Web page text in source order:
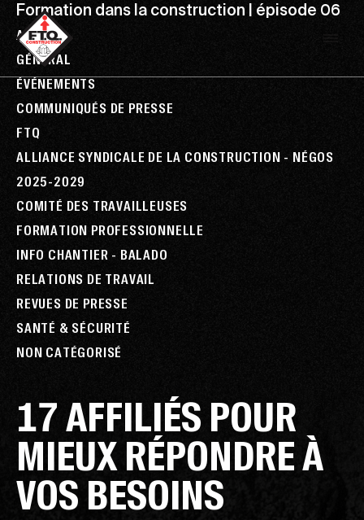
Formation dans la construction | épisode 06
ALL
GÉNÉRAL
ÉVÉNEMENTS
COMMUNIQUÉS DE PRESSE
FTQ
ALLIANCE SYNDICALE DE LA CONSTRUCTION - NÉGOS
2025-2029
COMITÉ DES TRAVAILLEUSES
FORMATION PROFESSIONNELLE
INFO CHANTIER - BALADO
RELATIONS DE TRAVAIL
REVUES DE PRESSE
SANTÉ & SÉCURITÉ
NON CATÉGORISÉ
17 AFFILIÉS POUR
MIEUX RÉPONDRE À
VOS BESOINS